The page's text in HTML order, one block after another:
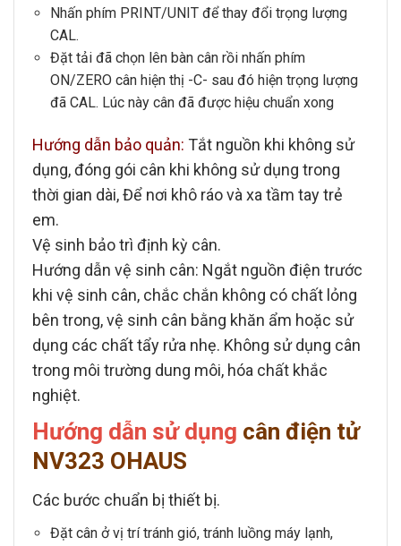
Nhấn phím PRINT/UNIT để thay đổi trọng lượng
CAL.
Đặt tải đã chọn lên bàn cân rồi nhấn phím
ON/ZERO cân hiện thị -C- sau đó hiện trọng lượng
đã CAL. Lúc này cân đã được hiệu chuẩn xong
Hướng dẫn bảo quản: Tắt nguồn khi không sử
dụng, đóng gói cân khi không sử dụng trong
thời gian dài, Để nơi khô ráo và xa tầm tay trẻ
em.
Vệ sinh bảo trì định kỳ cân.
Hướng dẫn vệ sinh cân: Ngắt nguồn điện trước
khi vệ sinh cân, chắc chắn không có chất lỏng
bên trong, vệ sinh cân bằng khăn ẩm hoặc sử
dụng các chất tẩy rửa nhẹ. Không sử dụng cân
trong môi trường dung môi, hóa chất khắc
nghiệt.
Hướng dẫn sử dụng cân điện tử
NV323 OHAUS
Các bước chuẩn bị thiết bị.
Đặt cân ở vị trí tránh gió, tránh luồng máy lạnh,